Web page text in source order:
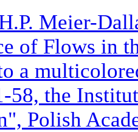
Meier-
of Flows in
a
58, the
Polish